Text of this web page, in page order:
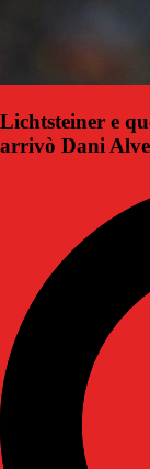
Lichtsteiner e
arrivò Dani